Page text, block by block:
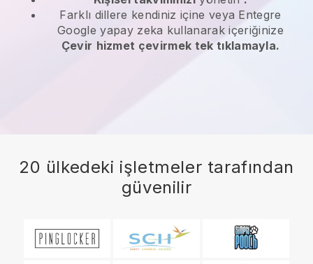
Farklı dillere kendiniz içine veya Entegre
Google yapay zeka kullanarak içeriğinize
Çevir hizmet çevirmek tek tıklamayla.
20 ülkedeki işletmeler tarafından
güvenilir